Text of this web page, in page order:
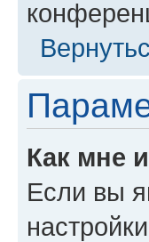
Как мне
Если вы